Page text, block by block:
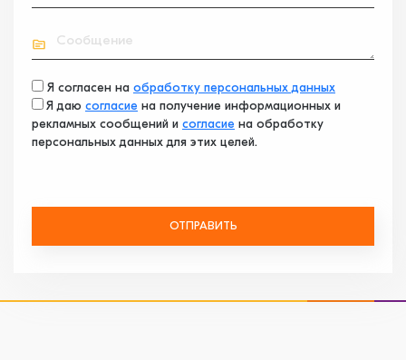
Я согласен на обработку персональных данных
Я даю согласие на получение информационных и
рекламных сообщений и согласие на обработку
персональных данных для этих целей.
ОТПРАВИТЬ